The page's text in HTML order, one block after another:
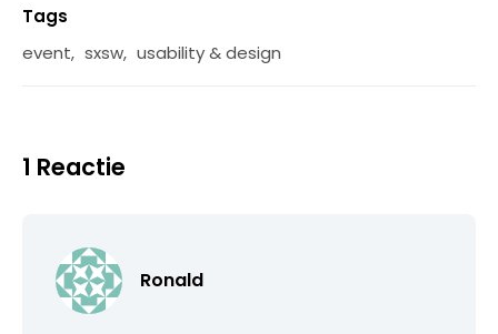
Tags
event, sxsw, usability & design
1 Reactie
Ronald